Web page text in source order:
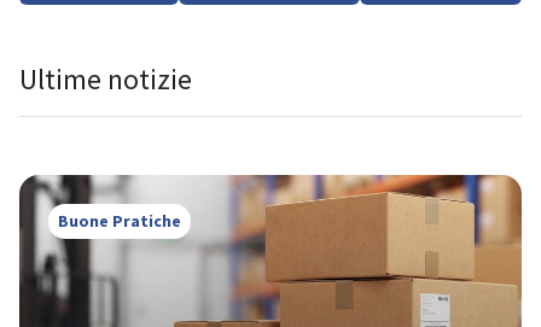
Ultime notizie
Buone Pratiche